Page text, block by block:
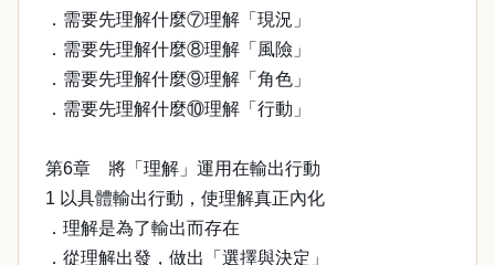
．需要先理解什麼⑦理解「現況」
．需要先理解什麼⑧理解「風險」
．需要先理解什麼⑨理解「角色」
．需要先理解什麼⑩理解「行動」
第6章 將「理解」運用在輸出行動
1 以具體輸出行動，使理解真正內化
．理解是為了輸出而存在
．從理解出發，做出「選擇與決定」